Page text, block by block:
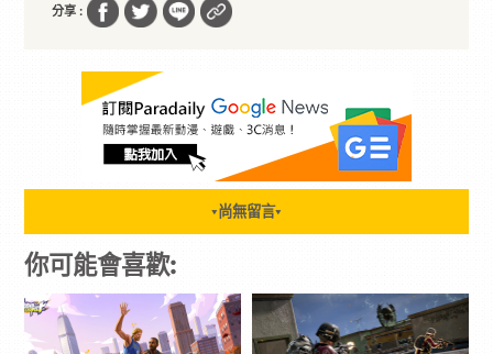
分享 :
▼ 尚無留言▼
你可能會喜歡: